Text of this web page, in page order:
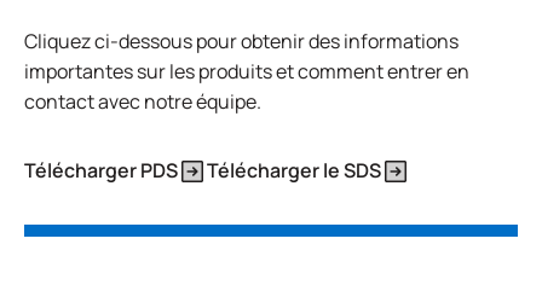
Cliquez ci-dessous pour obtenir des informations
importantes sur les produits et comment entrer en
contact avec notre équipe.
Télécharger PDS Télécharger le SDS